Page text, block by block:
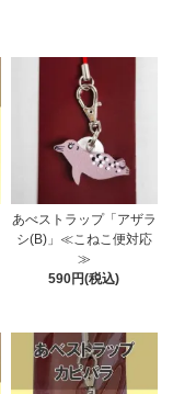
あべストラップ「アザラ
シ(B)」≪こねこ便対応
≫
590円(税込)